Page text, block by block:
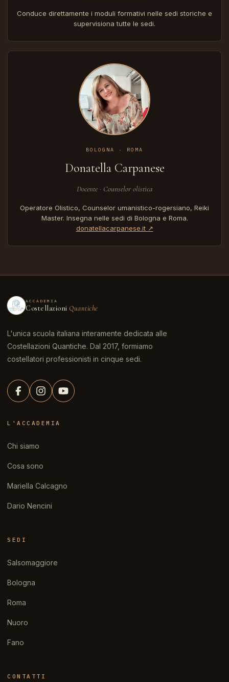
Conduce direttamente i moduli formativi nelle sedi storiche e
supervisiona tutte le sedi.
BOLOGNA · ROMA
Donatella Carpanese
Docente · Counselor olistica
Operatore Olistico, Counselor umanistico-rogersiano, Reiki
Master. Insegna nelle sedi di Bologna e Roma.
donatellacarpanese.it ↗
ACCADEMIA
Costellazioni Quantiche
L'unica scuola italiana interamente dedicata alle
Costellazioni Quantiche. Dal 2017, formiamo
costellatori professionisti in cinque sedi.
L'ACCADEMIA
Chi siamo
Cosa sono
Mariella Calcagno
Dario Nencini
SEDI
Salsomaggiore
Bologna
Roma
Nuoro
Fano
CONTATTI